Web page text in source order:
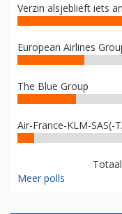
Verzin alsjeblieft iets
European Airlines
The Blue Group
Air-France-KLM-SAS(-
Meer polls